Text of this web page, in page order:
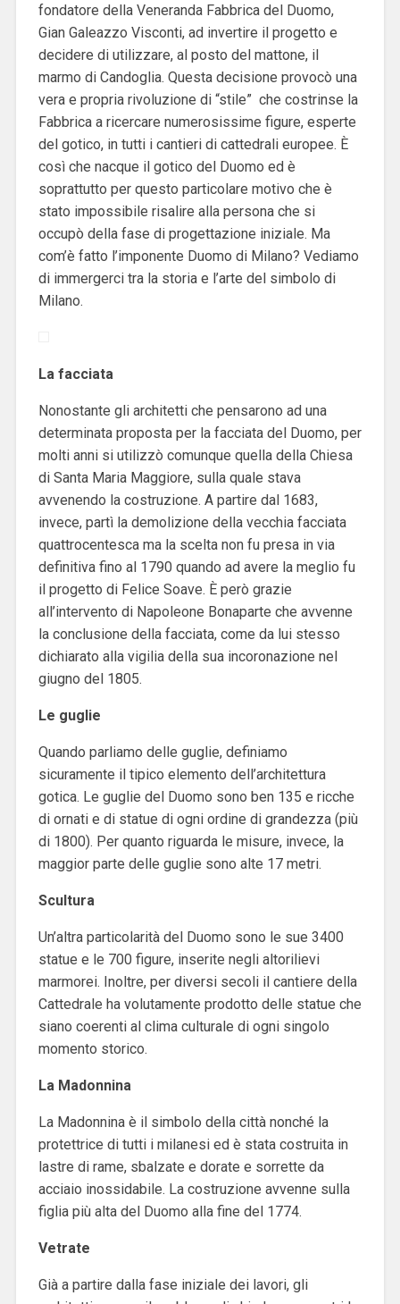
fondatore della Veneranda Fabbrica del Duomo,
Gian Galeazzo Visconti, ad invertire il progetto e
decidere di utilizzare, al posto del mattone, il
marmo di Candoglia. Questa decisione provocò una
vera e propria rivoluzione di “stile” che costrinse la
Fabbrica a ricercare numerosissime figure, esperte
del gotico, in tutti i cantieri di cattedrali europee. È
così che nacque il gotico del Duomo ed è
soprattutto per questo particolare motivo che è
stato impossibile risalire alla persona che si
occupò della fase di progettazione iniziale. Ma
com’è fatto l’imponente Duomo di Milano? Vediamo
di immergerci tra la storia e l’arte del simbolo di
Milano.
La facciata
Nonostante gli architetti che pensarono ad una
determinata proposta per la facciata del Duomo, per
molti anni si utilizzò comunque quella della Chiesa
di Santa Maria Maggiore, sulla quale stava
avvenendo la costruzione. A partire dal 1683,
invece, partì la demolizione della vecchia facciata
quattrocentesca ma la scelta non fu presa in via
definitiva fino al 1790 quando ad avere la meglio fu
il progetto di Felice Soave. È però grazie
all’intervento di Napoleone Bonaparte che avvenne
la conclusione della facciata, come da lui stesso
dichiarato alla vigilia della sua incoronazione nel
giugno del 1805.
Le guglie
Quando parliamo delle guglie, definiamo
sicuramente il tipico elemento dell’architettura
gotica. Le guglie del Duomo sono ben 135 e ricche
di ornati e di statue di ogni ordine di grandezza (più
di 1800). Per quanto riguarda le misure, invece, la
maggior parte delle guglie sono alte 17 metri.
Scultura
Un’altra particolarità del Duomo sono le sue 3400
statue e le 700 figure, inserite negli altorilievi
marmorei. Inoltre, per diversi secoli il cantiere della
Cattedrale ha volutamente prodotto delle statue che
siano coerenti al clima culturale di ogni singolo
momento storico.
La Madonnina
La Madonnina è il simbolo della città nonché la
protettrice di tutti i milanesi ed è stata costruita in
lastre di rame, sbalzate e dorate e sorrette da
acciaio inossidabile. La costruzione avvenne sulla
figlia più alta del Duomo alla fine del 1774.
Vetrate
Già a partire dalla fase iniziale dei lavori, gli